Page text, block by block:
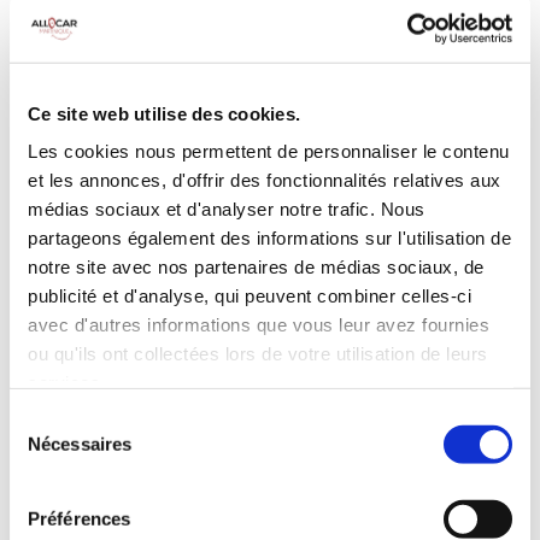
Ce site web utilise des cookies.
Les cookies nous permettent de personnaliser le contenu
et les annonces, d'offrir des fonctionnalités relatives aux
médias sociaux et d'analyser notre trafic. Nous
partageons également des informations sur l'utilisation de
notre site avec nos partenaires de médias sociaux, de
publicité et d'analyse, qui peuvent combiner celles-ci
avec d'autres informations que vous leur avez fournies
ou qu'ils ont collectées lors de votre utilisation de leurs
Nécessaires
Préférences
100 CV
INCLUS À LA LOCATION
Killométrage illimité
Assurance tous risques (hors franchise)
Carburant : plein à rendre plein
CONDITIONS DE LOCATION
Age minimum :20 ans
ASSURANCE